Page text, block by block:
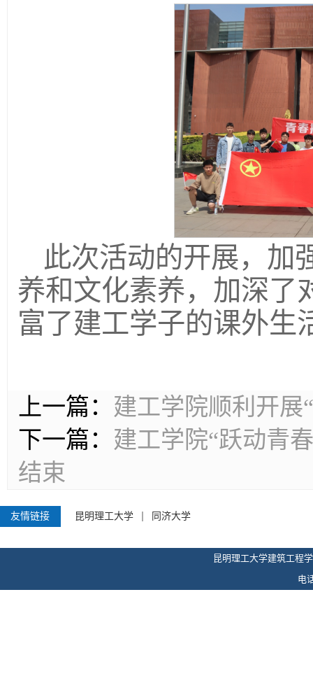
此次活动的开展，加
养和文化素养，加深了
富了建工学子的课外生
上一篇： 建工学院顺利开展
下一篇： 建工学院“跃动青
结束
友情链接 昆明理工大学 同济大学
昆明理工大学建筑工程
电